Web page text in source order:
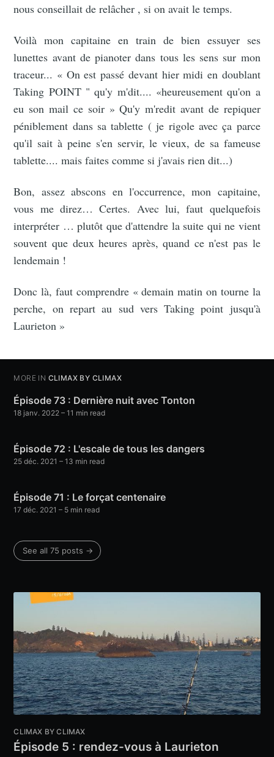
nous conseillait de relâcher , si on avait le temps.
Voilà mon capitaine en train de bien essuyer ses
lunettes avant de pianoter dans tous les sens sur mon
traceur... « On est passé devant hier midi en doublant
Taking POINT " qu'y m'dit.... «heureusement qu'on a
eu son mail ce soir » Qu'y m'redit avant de repiquer
péniblement dans sa tablette ( je rigole avec ça parce
qu'il sait à peine s'en servir, le vieux, de sa fameuse
tablette.... mais faites comme si j'avais rien dit...)
Bon, assez abscons en l'occurrence, mon capitaine,
vous me direz… Certes. Avec lui, faut quelquefois
interpréter … plutôt que d'attendre la suite qui ne vient
souvent que deux heures après, quand ce n'est pas le
lendemain !
Donc là, faut comprendre « demain matin on tourne la
perche, on repart au sud vers Taking point jusqu'à
Laurieton »
MORE IN CLIMAX BY CLIMAX
Épisode 73 : Dernière nuit avec Tonton
18 janv. 2022 – 11 min read
Épisode 72 : L'escale de tous les dangers
25 déc. 2021 – 13 min read
Épisode 71 : Le forçat centenaire
17 déc. 2021 – 5 min read
See all 75 posts →
CLIMAX BY CLIMAX
Épisode 5 : rendez-vous à Laurieton